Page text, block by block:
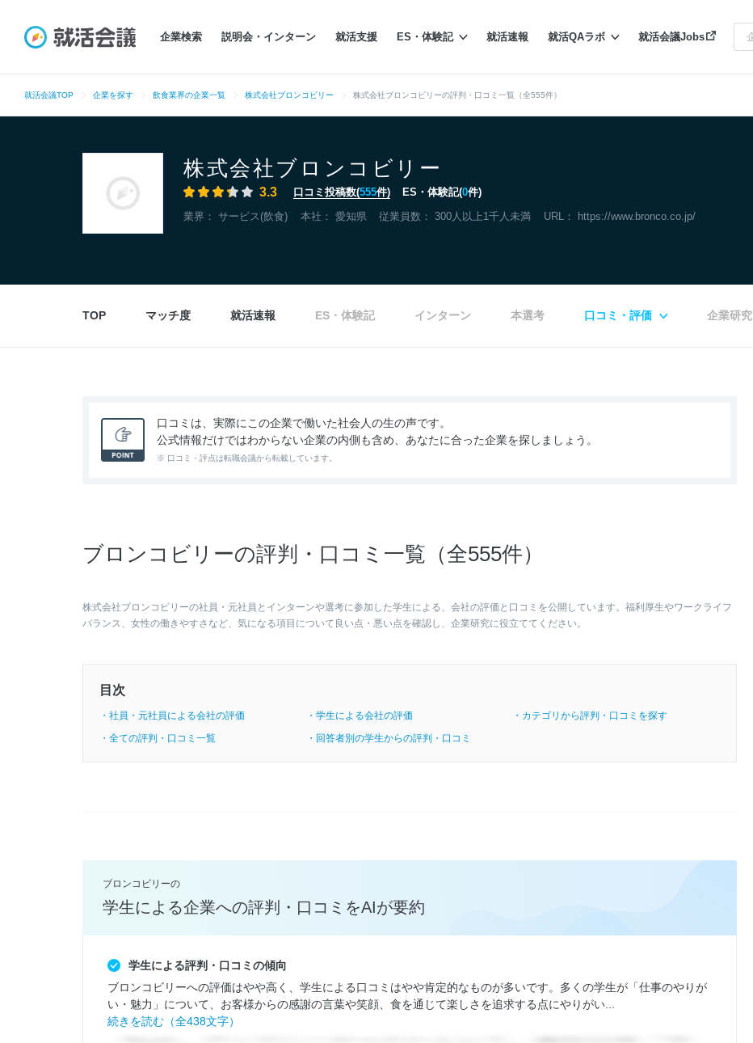
企業検索 説明会・インターン 就活支援 ES・体験記 就活速報 就活QAラボ 就活会議Jobs
就活会議TOP 企業を探す 飲食業界の企業一覧 株式会社ブロンコビリー 株式会社ブロンコビリーの評判・口コミ一覧（全555件）
株式会社ブロンコビリー
3.3 口コミ投稿数(555件) ES・体験記(0件)
業界： サービス(飲食) 本社： 愛知県 従業員数： 300人以上1千人未満 URL： https://www.bronco.co.jp/
TOP マッチ度 就活速報 ES・体験記 インターン 本選考 口コミ・評価 企業研究
口コミは、実際にこの企業で働いた社会人の生の声です。
公式情報だけではわからない企業の内側も含め、あなたに合った企業を探しましょう。
※ 口コミ・評点は転職会議から転載しています。
ブロンコビリーの評判・口コミ一覧（全555件）
株式会社ブロンコビリーの社員・元社員とインターンや選考に参加した学生による、会社の評価と口コミを公開しています。福利厚生やワークライフ
バランス、女性の働きやすさなど、気になる項目について良い点・悪い点を確認し、企業研究に役立ててください。
目次
・社員・元社員による会社の評価 ・学生による会社の評価
・カテゴリから評判・口コミを探す
・全ての評判・口コミ一覧
・回答者別の学生からの評判・口コミ
ブロンコビリーの
学生による企業への評判・口コミをAIが要約
学生による評判・口コミの傾向
ブロンコビリーへの評価はやや高く、学生による口コミはやや肯定的なものが多いです。多くの学生が「仕事のやりが
い・魅力」について、お客様からの感謝の言葉や笑顔、食を通じて楽しさを追求する点にやりがい...
続きを読む（全438文字）